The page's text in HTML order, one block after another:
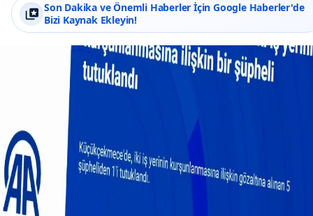
Son Dakika ve Önemli Haberler İçin Google Haberler'de
Bizi Kaynak Ekleyin!